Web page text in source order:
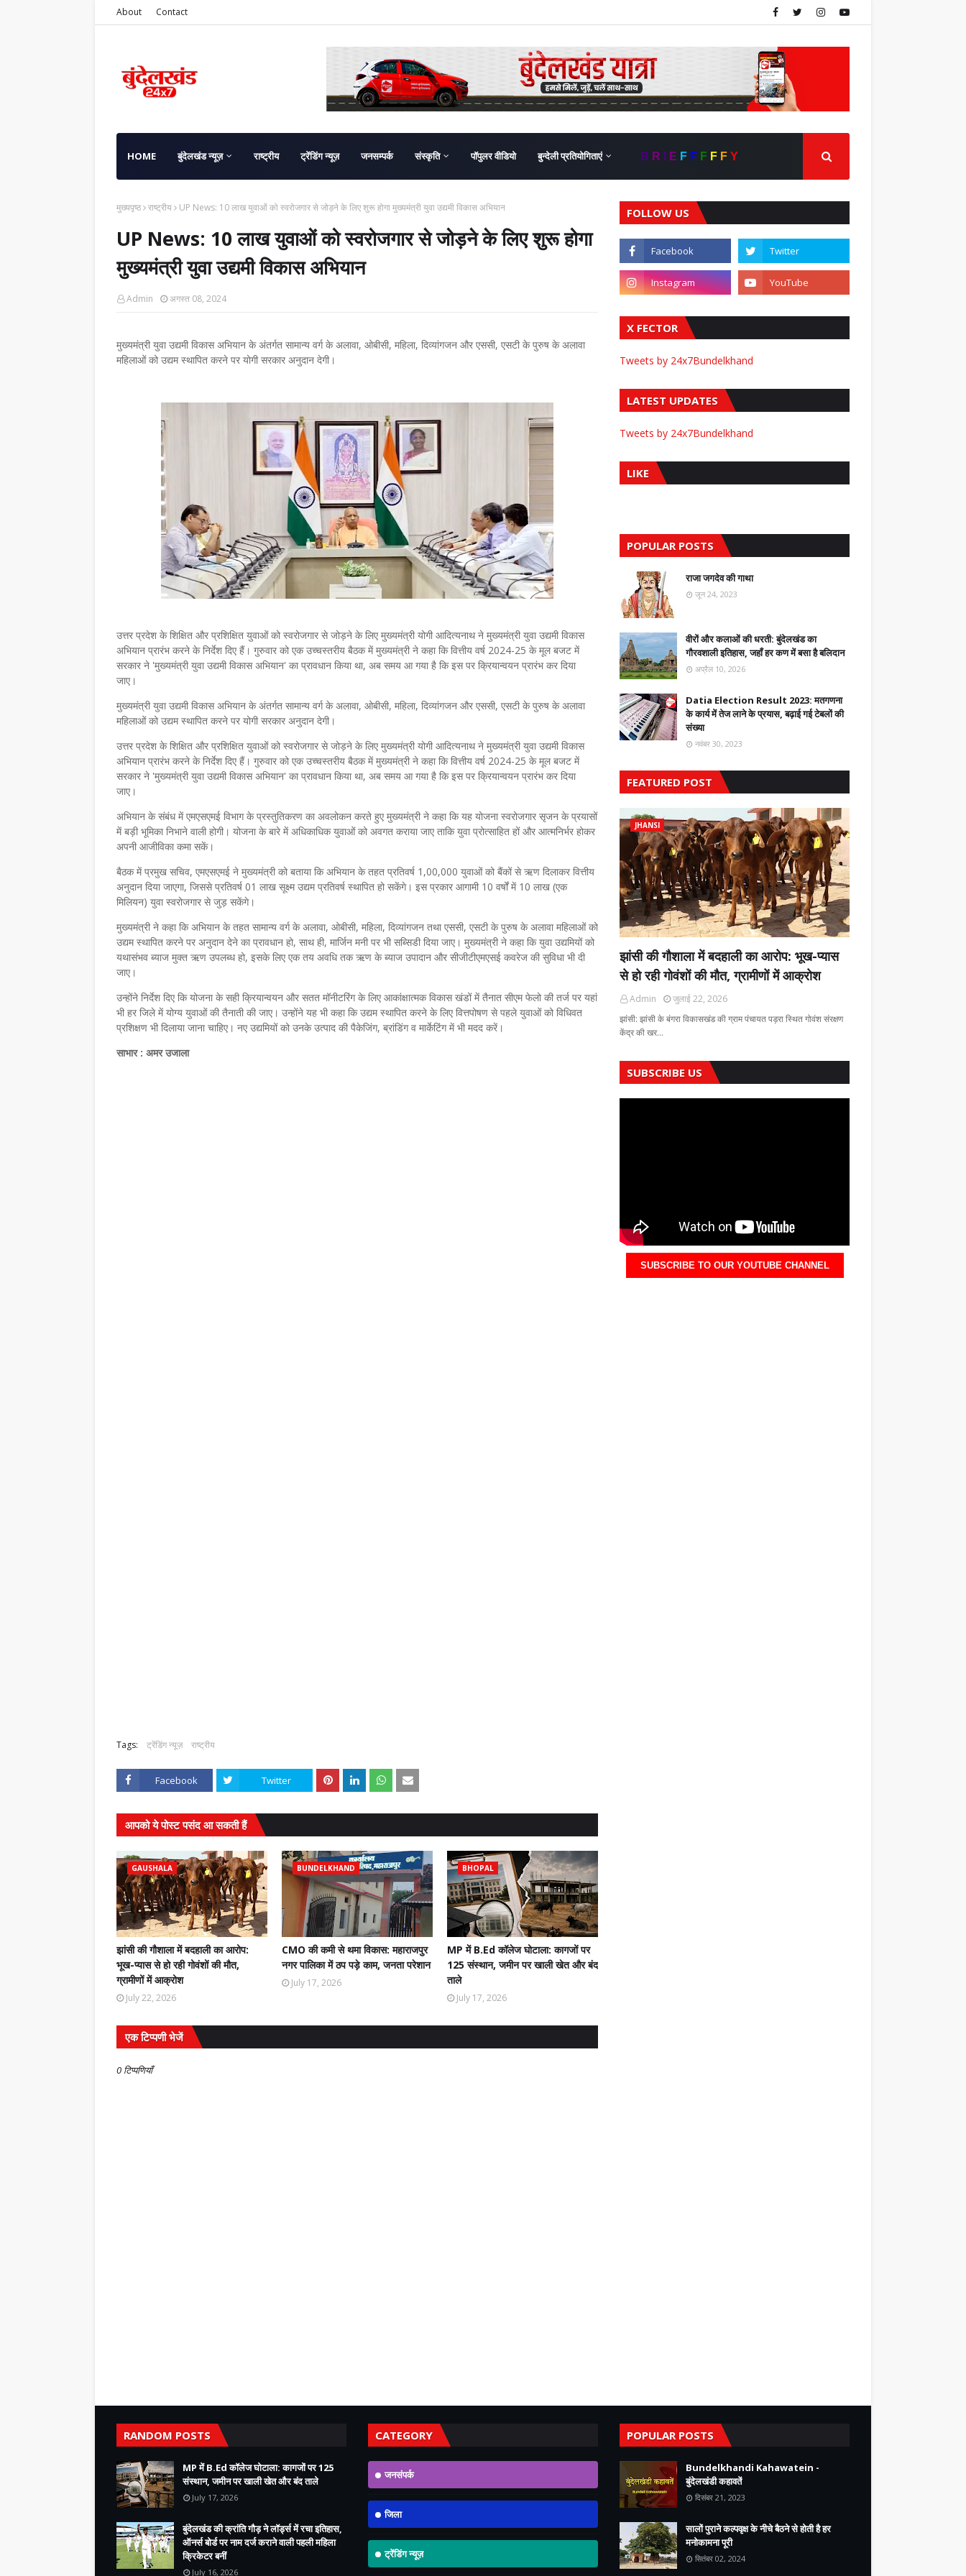
About Contact
HOME बुंदेलखंड न्यूज़ राष्ट्रीय ट्रेंडिंग न्यूज़ जनसम्पर्क संस्कृति पॉपुलर वीडियो बुन्देली प्रतियोगिताएं B R E F F F F F Y
मुख्यपृष्ठ राष्ट्रीय UP News: 10 लाख युवाओं को स्वरोजगार से जोड़ने के लिए शुरू होगा मुख्यमंत्री युवा उद्यमी विकास अभियान
UP News: 10 लाख युवाओं को स्वरोजगार से जोड़ने के लिए शुरू होगा
मुख्यमंत्री युवा उद्यमी विकास अभियान
Admin अगस्त 08, 2024
मुख्यमंत्री युवा उद्यमी विकास अभियान के अंतर्गत सामान्य वर्ग के अलावा, ओबीसी, महिला, दिव्यांगजन और एससी, एसटी के पुरुष के अलावा
महिलाओं को उद्यम स्थापित करने पर योगी सरकार अनुदान देगी।
उत्तर प्रदेश के शिक्षित और प्रशिक्षित युवाओं को स्वरोजगार से जोड़ने के लिए मुख्यमंत्री योगी आदित्यनाथ ने मुख्यमंत्री युवा उद्यमी विकास
अभियान प्रारंभ करने के निर्देश दिए हैं। गुरुवार को एक उच्चस्तरीय बैठक में मुख्यमंत्री ने कहा कि वित्तीय वर्ष 2024-25 के मूल बजट में
सरकार ने 'मुख्यमंत्री युवा उद्यमी विकास अभियान' का प्रावधान किया था, अब समय आ गया है कि इस पर क्रियान्वयन प्रारंभ कर दिया
जाए।
मुख्यमंत्री युवा उद्यमी विकास अभियान के अंतर्गत सामान्य वर्ग के अलावा, ओबीसी, महिला, दिव्यांगजन और एससी, एसटी के पुरुष के अलावा
महिलाओं को उद्यम स्थापित करने पर योगी सरकार अनुदान देगी।
उत्तर प्रदेश के शिक्षित और प्रशिक्षित युवाओं को स्वरोजगार से जोड़ने के लिए मुख्यमंत्री योगी आदित्यनाथ ने मुख्यमंत्री युवा उद्यमी विकास
अभियान प्रारंभ करने के निर्देश दिए हैं। गुरुवार को एक उच्चस्तरीय बैठक में मुख्यमंत्री ने कहा कि वित्तीय वर्ष 2024-25 के मूल बजट में
सरकार ने 'मुख्यमंत्री युवा उद्यमी विकास अभियान' का प्रावधान किया था, अब समय आ गया है कि इस पर क्रियान्वयन प्रारंभ कर दिया
जाए।
अभियान के संबंध में एमएसएमई विभाग के प्रस्तुतिकरण का अवलोकन करते हुए मुख्यमंत्री ने कहा कि यह योजना स्वरोजगार सृजन के प्रयासों
में बड़ी भूमिका निभाने वाली होगी। योजना के बारे में अधिकाधिक युवाओं को अवगत कराया जाए ताकि युवा प्रोत्साहित हों और आत्मनिर्भर होकर
अपनी आजीविका कमा सकें।
बैठक में प्रमुख सचिव, एमएसएमई ने मुख्यमंत्री को बताया कि अभियान के तहत प्रतिवर्ष 1,00,000 युवाओं को बैंकों से ऋण दिलाकर वित्तीय
अनुदान दिया जाएगा, जिससे प्रतिवर्ष 01 लाख सूक्ष्म उद्यम प्रतिवर्ष स्थापित हो सकेंगे। इस प्रकार आगामी 10 वर्षों में 10 लाख (एक
मिलियन) युवा स्वरोजगार से जुड़ सकेंगे।
मुख्यमंत्री ने कहा कि अभियान के तहत सामान्य वर्ग के अलावा, ओबीसी, महिला, दिव्यांगजन तथा एससी, एसटी के पुरुष के अलावा महिलाओं को
उद्यम स्थापित करने पर अनुदान देने का प्रावधान हो, साथ ही, मार्जिन मनी पर भी सब्सिडी दिया जाए। मुख्यमंत्री ने कहा कि युवा उद्यमियों को
यथासंभव ब्याज मुक्त ऋण उपलब्ध हो, इसके लिए एक तय अवधि तक ऋण के ब्याज उपादान और सीजीटीएमएसई कवरेज की सुविधा भी दी
जाए।
उन्होंने निर्देश दिए कि योजना के सही क्रियान्वयन और सतत मॉनीटरिंग के लिए आकांक्षात्मक विकास खंडों में तैनात सीएम फेलो की तर्ज पर यहां
भी हर जिले में योग्य युवाओं की तैनाती की जाए। उन्होंने यह भी कहा कि उद्यम स्थापित करने के लिए वित्तपोषण से पहले युवाओं को विधिवत
प्रशिक्षण भी दिलाया जाना चाहिए। नए उद्यमियों को उनके उत्पाद की पैकेजिंग, ब्रांडिंग व मार्केटिंग में भी मदद करें।
साभार : अमर उजाला
Tags: ट्रेंडिंग न्यूज़ राष्ट्रीय
Facebook Twitter
आपको ये पोस्ट पसंद आ सकती हैं
GAUSHALA
झांसी की गौशाला में बदहाली का आरोप:
भूख-प्यास से हो रही गोवंशों की मौत,
ग्रामीणों में आक्रोश
July 22, 2026
BUNDELKHAND
CMO की कमी से थमा विकास: महाराजपुर
नगर पालिका में ठप पड़े काम, जनता परेशान
July 17, 2026
BHOPAL
MP में B.Ed कॉलेज घोटाला: कागजों पर
125 संस्थान, जमीन पर खाली खेत और बंद
ताले
July 17, 2026
एक टिप्पणी भेजें
0 टिप्पणियाँ
FOLLOW US
X FECTOR
Tweets by 24x7Bundelkhand
LATEST UPDATES
Tweets by 24x7Bundelkhand
LIKE
POPULAR POSTS
राजा जगदेव की गाथा
जून 24, 2023
वीरों और कलाओं की धरती: बुंदेलखंड का
गौरवशाली इतिहास, जहाँ हर कण में बसा है बलिदान
अप्रैल 10, 2026
Datia Election Result 2023: मतगणना
के कार्य में तेज लाने के प्रयास, बढ़ाई गई टेबलों की
संख्या
नवंबर 30, 2023
FEATURED POST
JHANSI
झांसी की गौशाला में बदहाली का आरोप: भूख-प्यास
से हो रही गोवंशों की मौत, ग्रामीणों में आक्रोश
Admin
जुलाई 22, 2026
झांसी: झांसी के बंगरा विकासखंड की ग्राम पंचायत पड़रा स्थित गोवंश संरक्षण
केंद्र की खर…
SUBSCRIBE US
SUBSCRIBE TO OUR YOUTUBE CHANNEL
RANDOM POSTS
MP में B.Ed कॉलेज घोटाला: कागजों पर 125
संस्थान, जमीन पर खाली खेत और बंद ताले
July 17, 2026
बुंदेलखंड की क्रांति गौड़ ने लॉर्ड्स में रचा इतिहास,
ऑनर्स बोर्ड पर नाम दर्ज कराने वाली पहली महिला
क्रिकेटर बनीं
July 16, 2026
CATEGORY
जनसंपर्क
जिला
ट्रेंडिंग न्यूज़
POPULAR POSTS
Bundelkhandi Kahawatein -
बुंदेलखंडी कहावतें
दिसंबर 21, 2023
सालों पुराने कल्पवृक्ष के नीचे बैठने से होती है हर
मनोकामना पूरी
सितंबर 02, 2024